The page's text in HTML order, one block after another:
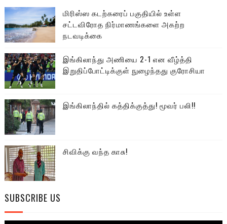
மிரிஸ்ஸ கடற்கரைப் பகுதியில் உள்ள
சட்டவிரோத நிர்மாணங்களை அகற்ற
நடவடிக்கை
இங்கிலாந்து அணியை 2-1 என வீழ்த்தி
இறுதிப்போட்டிக்குள் நுழைந்தது குரோசியா
இங்கிலாந்தில் கத்திக்குத்து! மூவர் பலி!!
சிவிக்கு வந்த காசு!
SUBSCRIBE US